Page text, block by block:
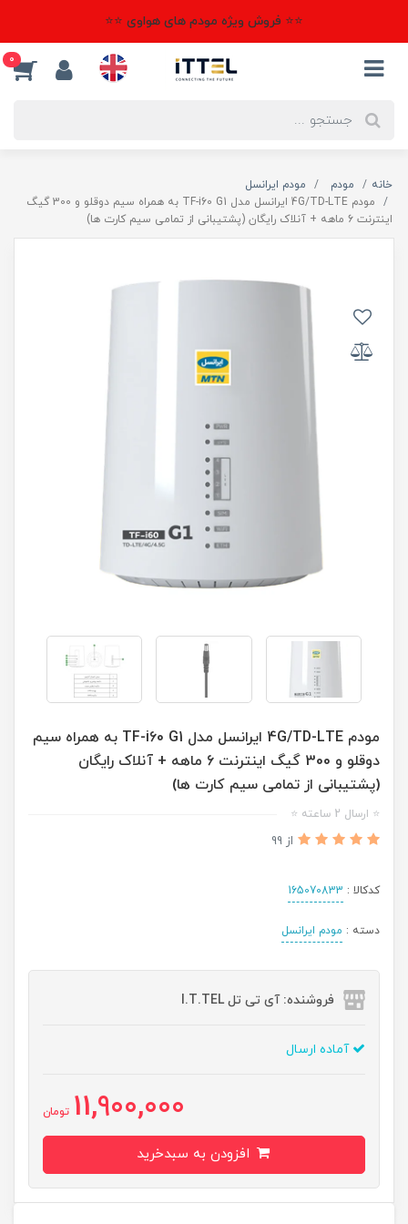
⭐⭐ فروش ویژه مودم های هواوی ⭐⭐
0
خانه مودم
مودم ایرانسل
مودم 4G/TD-LTE ایرانسل مدل TF-i60 G1 به همراه سیم دوقلو و 300 گیگ
اینترنت 6 ماهه + آنلاک رایگان (پشتیبانی از تمامی سیم کارت ها)
مودم 4G/TD-LTE ایرانسل مدل TF-i60 G1 به همراه سیم
دوقلو و 300 گیگ اینترنت 6 ماهه + آنلاک رایگان
(پشتیبانی از تمامی سیم کارت ها)
⭐ ارسال 2 ساعته ⭐
از 99
کدکالا : 165070833
دسته : مودم ایرانسل
فروشنده: آی تی تل I.T.TEL
آماده ارسال
11,900,000 تومان